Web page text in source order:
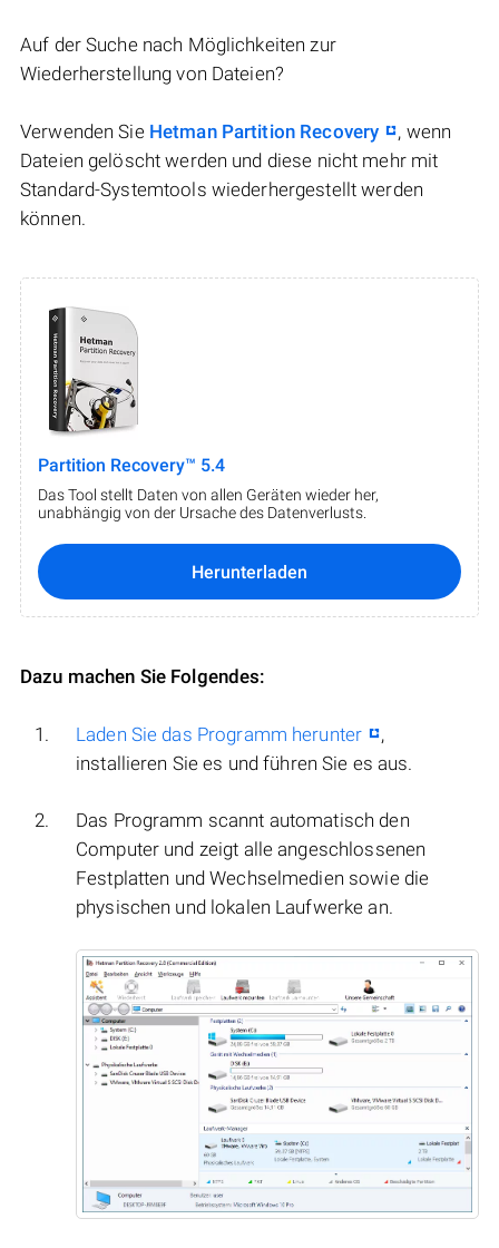
Auf der Suche nach Möglichkeiten zur
Wiederherstellung von Dateien?
Verwenden Sie Hetman Partition Recovery
, wenn
Dateien gelöscht werden und diese nicht mehr mit
Standard-Systemtools wiederhergestellt werden
können.
Partition Recovery™ 5.4
Das Tool stellt Daten von allen Geräten wieder her,
unabhängig von der Ursache des Datenverlusts.
Herunterladen
Dazu machen Sie Folgendes:
Laden Sie das Programm herunter
,
installieren Sie es und führen Sie es aus.
Das Programm scannt automatisch den
Computer und zeigt alle angeschlossenen
Festplatten und Wechselmedien sowie die
physischen und lokalen Laufwerke an.